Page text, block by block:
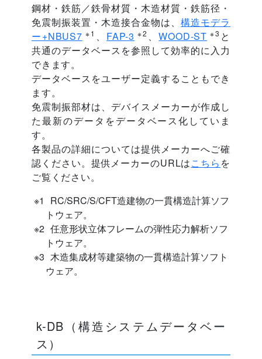
鋼材・鉄筋／鉄骨材質・木造材質・鉄筋径・
免震制振装置・木造接合金物は、構造モデラ
ー+NBUS7 ※1 FAP-3 ※2 、WOOD-ST ※3 と
共通のデータベースを参照して効率的に入力
できます。
データベースをユーザー定義することもでき
ます。
免震制振部材は、デバイスメーカーが作成し
た最新のデータをデータベース化していま
す。
各製品の詳細については提供メーカーへご確
認ください。提供メーカーのURLはこちら を
ご覧ください。
RC/SRC/S/CFT造建物の一貫構造計算ソフ
トウェア。
任意形状立体フレームの弾性応力解析ソフ
トウェア。
木造集成材等建築物の一貫構造計算ソフト
ウェア。
k-DB（構造システムデータベー
ス）